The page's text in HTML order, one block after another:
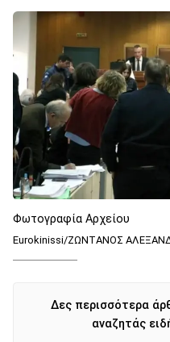
Φωτογραφία Αρχείου
Eurokinissi/ΖΩΝΤΑΝΟΣ
Δες περισσότερα
αναζητάς